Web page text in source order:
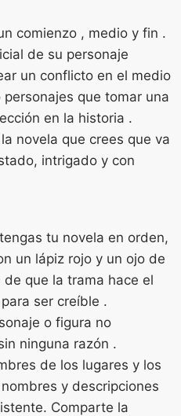
comienzo , medio y fin .
de su personaje
un conflicto en el medio
que tomar una
en la historia .
novela que crees que va
intrigado y con
tu novela en orden,
un lápiz rojo y un ojo de
que la trama hace el
ser creíble .
o figura no
ninguna razón .
de los lugares y los
y descripciones
Comparte la